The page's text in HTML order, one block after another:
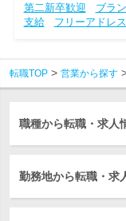
第二新卒歓迎
ブラ
支給
フリーアドレ
転職TOP 営業から探す
職種から転職・求人
勤務地から転職・求